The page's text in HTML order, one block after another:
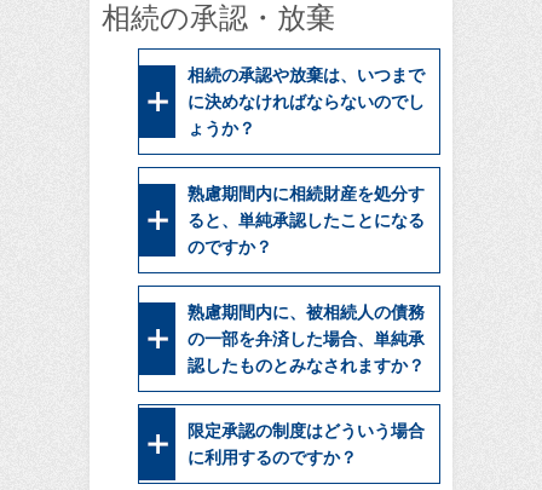
相続の承認・放棄
相続の承認や放棄は、いつまで
に決めなければならないのでし
ょうか？
熟慮期間内に相続財産を処分す
ると、単純承認したことになる
のですか？
熟慮期間内に、被相続人の債務
の一部を弁済した場合、単純承
認したものとみなされますか？
限定承認の制度はどういう場合
に利用するのですか？